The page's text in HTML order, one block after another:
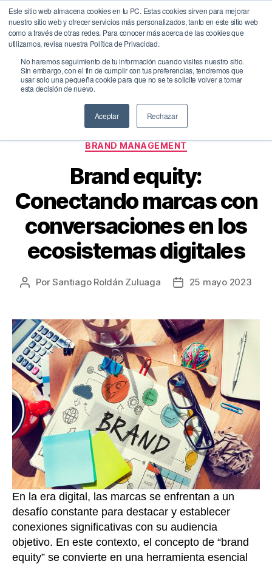
Este sitio web almacena cookies en tu PC. Estas cookies sirven para mejorar
nuestro sitio web y ofrecer servicios más personalizados, tanto en este sitio web
como a través de otras redes. Para conocer más acerca de las cookies que
utilizamos, revisa nuestra Política de Privacidad.
No haremos seguimiento de tu información cuando visites nuestro sitio.
Sin embargo, con el fin de cumplir con tus preferencias, tendremos que
usar solo una pequeña cookie para que no se te solicite volver a tomar
esta decisión de nuevo.
Aceptar Rechazar
BrandQuity
Etiqueta:equidad de marca
Categorías
BRAND MANAGEMENT
Brand equity:
Conectando marcas con
conversaciones en los
ecosistemas digitales
Autor
entrada
PorSantiago Roldán Zuluaga
Fecha
entrada
25 mayo 2023
En la era digital, las marcas se enfrentan a un
desafío constante para destacar y establecer
conexiones significativas con su audiencia
objetivo. En este contexto, el concepto de “brand
equity” se convierte en una herramienta esencial